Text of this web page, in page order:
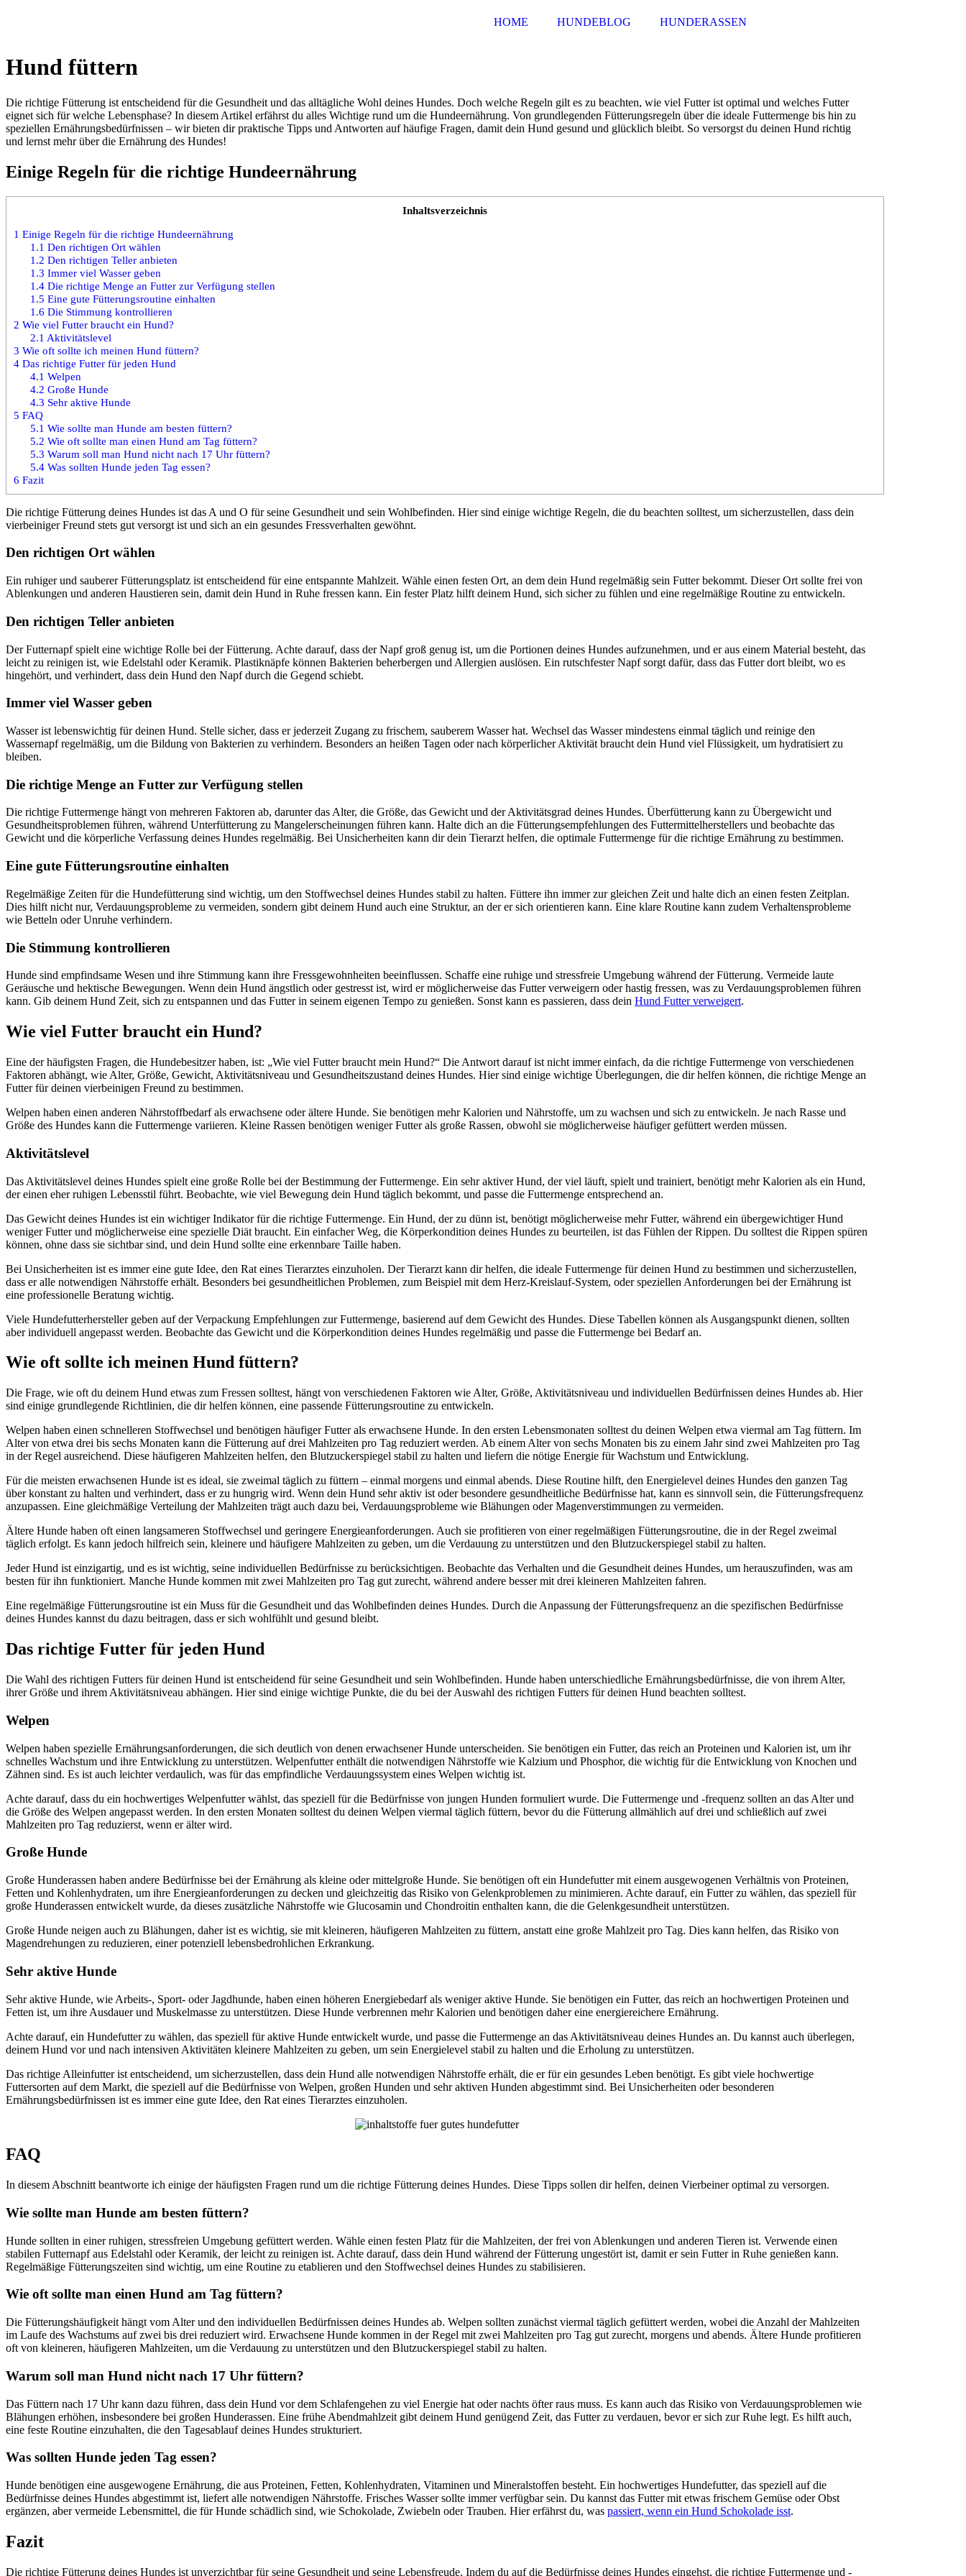
HOME HUNDEBLOG HUNDERASSEN
Hund füttern
Die richtige Fütterung ist entscheidend für die Gesundheit und das alltägliche Wohl deines Hundes. Doch welche Regeln gilt es zu beachten, wie viel Futter ist optimal und welches Futter
eignet sich für welche Lebensphase? In diesem Artikel erfährst du alles Wichtige rund um die Hundeernährung. Von grundlegenden Fütterungsregeln über die ideale Futtermenge bis hin zu
speziellen Ernährungsbedürfnissen – wir bieten dir praktische Tipps und Antworten auf häufige Fragen, damit dein Hund gesund und glücklich bleibt. So versorgst du deinen Hund richtig
und lernst mehr über die Ernährung des Hundes!
Einige Regeln für die richtige Hundeernährung
Inhaltsverzeichnis
1 Einige Regeln für die richtige Hundeernährung
1.1 Den richtigen Ort wählen
1.2 Den richtigen Teller anbieten
1.3 Immer viel Wasser geben
1.4Die richtige Menge an Futter zur Verfügung stellen
1.5 Eine gute Fütterungsroutine einhalten
1.6 Die Stimmung kontrollieren
2 Wie viel Futter braucht ein Hund?
2.1 Aktivitätslevel
3 Wie oft sollte ich meinen Hund füttern?
4 Das richtige Futter für jeden Hund
4.1 Welpen
4.2 Große Hunde
4.3 Sehr aktive Hunde
5 FAQ
5.1 Wie sollte man Hunde am besten füttern?
5.2 Wie oft sollte man einen Hund am Tag füttern?
5.3 Warum soll man Hund nicht nach 17 Uhr füttern?
5.4Was sollten Hunde jeden Tag essen?
6 Fazit
Die richtige Fütterung deines Hundes ist das A und O für seine Gesundheit und sein Wohlbefinden. Hier sind einige wichtige Regeln, die du beachten solltest, um sicherzustellen, dass dein
vierbeiniger Freund stets gut versorgt ist und sich an ein gesundes Fressverhalten gewöhnt.
Den richtigen Ort wählen
Ein ruhiger und sauberer Fütterungsplatz ist entscheidend für eine entspannte Mahlzeit. Wähle einen festen Ort, an dem dein Hund regelmäßig sein Futter bekommt. Dieser Ort sollte frei von
Ablenkungen und anderen Haustieren sein, damit dein Hund in Ruhe fressen kann. Ein fester Platz hilft deinem Hund, sich sicher zu fühlen und eine regelmäßige Routine zu entwickeln.
Den richtigen Teller anbieten
Der Futternapf spielt eine wichtige Rolle bei der Fütterung. Achte darauf, dass der Napf groß genug ist, um die Portionen deines Hundes aufzunehmen, und er aus einem Material besteht, das
leicht zu reinigen ist, wie Edelstahl oder Keramik. Plastiknäpfe können Bakterien beherbergen und Allergien auslösen. Ein rutschfester Napf sorgt dafür, dass das Futter dort bleibt, wo es
hingehört, und verhindert, dass dein Hund den Napf durch die Gegend schiebt.
Immer viel Wasser geben
Wasser ist lebenswichtig für deinen Hund. Stelle sicher, dass er jederzeit Zugang zu frischem, sauberem Wasser hat. Wechsel das Wasser mindestens einmal täglich und reinige den
Wassernapf regelmäßig, um die Bildung von Bakterien zu verhindern. Besonders an heißen Tagen oder nach körperlicher Aktivität braucht dein Hund viel Flüssigkeit, um hydratisiert zu
bleiben.
Die richtige Menge an Futter zur Verfügung stellen
Die richtige Futtermenge hängt von mehreren Faktoren ab, darunter das Alter, die Größe, das Gewicht und der Aktivitätsgrad deines Hundes. Überfütterung kann zu Übergewicht und
Gesundheitsproblemen führen, während Unterfütterung zu Mangelerscheinungen führen kann. Halte dich an die Fütterungsempfehlungen des Futtermittelherstellers und beobachte das
Gewicht und die körperliche Verfassung deines Hundes regelmäßig. Bei Unsicherheiten kann dir dein Tierarzt helfen, die optimale Futtermenge für die richtige Ernährung zu bestimmen.
Eine gute Fütterungsroutine einhalten
Regelmäßige Zeiten für die Hundefütterung sind wichtig, um den Stoffwechsel deines Hundes stabil zu halten. Füttere ihn immer zur gleichen Zeit und halte dich an einen festen Zeitplan.
Dies hilft nicht nur, Verdauungsprobleme zu vermeiden, sondern gibt deinem Hund auch eine Struktur, an der er sich orientieren kann. Eine klare Routine kann zudem Verhaltensprobleme
wie Betteln oder Unruhe verhindern.
Die Stimmung kontrollieren
Hunde sind empfindsame Wesen und ihre Stimmung kann ihre Fressgewohnheiten beeinflussen. Schaffe eine ruhige und stressfreie Umgebung während der Fütterung. Vermeide laute
Geräusche und hektische Bewegungen. Wenn dein Hund ängstlich oder gestresst ist, wird er möglicherweise das Futter verweigern oder hastig fressen, was zu Verdauungsproblemen führen
kann. Gib deinem Hund Zeit, sich zu entspannen und das Futter in seinem eigenen Tempo zu genießen. Sonst kann es passieren, dass dein Hund Futter verweigert.
Wie viel Futter braucht ein Hund?
Eine der häufigsten Fragen, die Hundebesitzer haben, ist: „Wie viel Futter braucht mein Hund?“ Die Antwort darauf ist nicht immer einfach, da die richtige Futtermenge von verschiedenen
Faktoren abhängt, wie Alter, Größe, Gewicht, Aktivitätsniveau und Gesundheitszustand deines Hundes. Hier sind einige wichtige Überlegungen, die dir helfen können, die richtige Menge an
Futter für deinen vierbeinigen Freund zu bestimmen.
Welpen haben einen anderen Nährstoffbedarf als erwachsene oder ältere Hunde. Sie benötigen mehr Kalorien und Nährstoffe, um zu wachsen und sich zu entwickeln. Je nach Rasse und
Größe des Hundes kann die Futtermenge variieren. Kleine Rassen benötigen weniger Futter als große Rassen, obwohl sie möglicherweise häufiger gefüttert werden müssen.
Aktivitätslevel
Das Aktivitätslevel deines Hundes spielt eine große Rolle bei der Bestimmung der Futtermenge. Ein sehr aktiver Hund, der viel läuft, spielt und trainiert, benötigt mehr Kalorien als ein Hund,
der einen eher ruhigen Lebensstil führt. Beobachte, wie viel Bewegung dein Hund täglich bekommt, und passe die Futtermenge entsprechend an.
Das Gewicht deines Hundes ist ein wichtiger Indikator für die richtige Futtermenge. Ein Hund, der zu dünn ist, benötigt möglicherweise mehr Futter, während ein übergewichtiger Hund
weniger Futter und möglicherweise eine spezielle Diät braucht. Ein einfacher Weg, die Körperkondition deines Hundes zu beurteilen, ist das Fühlen der Rippen. Du solltest die Rippen spüren
können, ohne dass sie sichtbar sind, und dein Hund sollte eine erkennbare Taille haben.
Bei Unsicherheiten ist es immer eine gute Idee, den Rat eines Tierarztes einzuholen. Der Tierarzt kann dir helfen, die ideale Futtermenge für deinen Hund zu bestimmen und sicherzustellen,
dass er alle notwendigen Nährstoffe erhält. Besonders bei gesundheitlichen Problemen, zum Beispiel mit dem Herz-Kreislauf-System, oder speziellen Anforderungen bei der Ernährung ist
eine professionelle Beratung wichtig.
Viele Hundefutterhersteller geben auf der Verpackung Empfehlungen zur Futtermenge, basierend auf dem Gewicht des Hundes. Diese Tabellen können als Ausgangspunkt dienen, sollten
aber individuell angepasst werden. Beobachte das Gewicht und die Körperkondition deines Hundes regelmäßig und passe die Futtermenge bei Bedarf an.
Wie oft sollte ich meinen Hund füttern?
Die Frage, wie oft du deinem Hund etwas zum Fressen solltest, hängt von verschiedenen Faktoren wie Alter, Größe, Aktivitätsniveau und individuellen Bedürfnissen deines Hundes ab. Hier
sind einige grundlegende Richtlinien, die dir helfen können, eine passende Fütterungsroutine zu entwickeln.
Welpen haben einen schnelleren Stoffwechsel und benötigen häufiger Futter als erwachsene Hunde. In den ersten Lebensmonaten solltest du deinen Welpen etwa viermal am Tag füttern. Im
Alter von etwa drei bis sechs Monaten kann die Fütterung auf drei Mahlzeiten pro Tag reduziert werden. Ab einem Alter von sechs Monaten bis zu einem Jahr sind zwei Mahlzeiten pro Tag
in der Regel ausreichend. Diese häufigeren Mahlzeiten helfen, den Blutzuckerspiegel stabil zu halten und liefern die nötige Energie für Wachstum und Entwicklung.
Für die meisten erwachsenen Hunde ist es ideal, sie zweimal täglich zu füttern – einmal morgens und einmal abends. Diese Routine hilft, den Energielevel deines Hundes den ganzen Tag
über konstant zu halten und verhindert, dass er zu hungrig wird. Wenn dein Hund sehr aktiv ist oder besondere gesundheitliche Bedürfnisse hat, kann es sinnvoll sein, die Fütterungsfrequenz
anzupassen. Eine gleichmäßige Verteilung der Mahlzeiten trägt auch dazu bei, Verdauungsprobleme wie Blähungen oder Magenverstimmungen zu vermeiden.
Ältere Hunde haben oft einen langsameren Stoffwechsel und geringere Energieanforderungen. Auch sie profitieren von einer regelmäßigen Fütterungsroutine, die in der Regel zweimal
täglich erfolgt. Es kann jedoch hilfreich sein, kleinere und häufigere Mahlzeiten zu geben, um die Verdauung zu unterstützen und den Blutzuckerspiegel stabil zu halten.
Jeder Hund ist einzigartig, und es ist wichtig, seine individuellen Bedürfnisse zu berücksichtigen. Beobachte das Verhalten und die Gesundheit deines Hundes, um herauszufinden, was am
besten für ihn funktioniert. Manche Hunde kommen mit zwei Mahlzeiten pro Tag gut zurecht, während andere besser mit drei kleineren Mahlzeiten fahren.
Eine regelmäßige Fütterungsroutine ist ein Muss für die Gesundheit und das Wohlbefinden deines Hundes. Durch die Anpassung der Fütterungsfrequenz an die spezifischen Bedürfnisse
deines Hundes kannst du dazu beitragen, dass er sich wohlfühlt und gesund bleibt.
Das richtige Futter für jeden Hund
Die Wahl des richtigen Futters für deinen Hund ist entscheidend für seine Gesundheit und sein Wohlbefinden. Hunde haben unterschiedliche Ernährungsbedürfnisse, die von ihrem Alter,
ihrer Größe und ihrem Aktivitätsniveau abhängen. Hier sind einige wichtige Punkte, die du bei der Auswahl des richtigen Futters für deinen Hund beachten solltest.
Welpen
Welpen haben spezielle Ernährungsanforderungen, die sich deutlich von denen erwachsener Hunde unterscheiden. Sie benötigen ein Futter, das reich an Proteinen und Kalorien ist, um ihr
schnelles Wachstum und ihre Entwicklung zu unterstützen. Welpenfutter enthält die notwendigen Nährstoffe wie Kalzium und Phosphor, die wichtig für die Entwicklung von Knochen und
Zähnen sind. Es ist auch leichter verdaulich, was für das empfindliche Verdauungssystem eines Welpen wichtig ist.
Achte darauf, dass du ein hochwertiges Welpenfutter wählst, das speziell für die Bedürfnisse von jungen Hunden formuliert wurde. Die Futtermenge und -frequenz sollten an das Alter und
die Größe des Welpen angepasst werden. In den ersten Monaten solltest du deinen Welpen viermal täglich füttern, bevor du die Fütterung allmählich auf drei und schließlich auf zwei
Mahlzeiten pro Tag reduzierst, wenn er älter wird.
Große Hunde
Große Hunderassen haben andere Bedürfnisse bei der Ernährung als kleine oder mittelgroße Hunde. Sie benötigen oft ein Hundefutter mit einem ausgewogenen Verhältnis von Proteinen,
Fetten und Kohlenhydraten, um ihre Energieanforderungen zu decken und gleichzeitig das Risiko von Gelenkproblemen zu minimieren. Achte darauf, ein Futter zu wählen, das speziell für
große Hunderassen entwickelt wurde, da dieses zusätzliche Nährstoffe wie Glucosamin und Chondroitin enthalten kann, die die Gelenkgesundheit unterstützen.
Große Hunde neigen auch zu Blähungen, daher ist es wichtig, sie mit kleineren, häufigeren Mahlzeiten zu füttern, anstatt eine große Mahlzeit pro Tag. Dies kann helfen, das Risiko von
Magendrehungen zu reduzieren, einer potenziell lebensbedrohlichen Erkrankung.
Sehr aktive Hunde
Sehr aktive Hunde, wie Arbeits-, Sport- oder Jagdhunde, haben einen höheren Energiebedarf als weniger aktive Hunde. Sie benötigen ein Futter, das reich an hochwertigen Proteinen und
Fetten ist, um ihre Ausdauer und Muskelmasse zu unterstützen. Diese Hunde verbrennen mehr Kalorien und benötigen daher eine energiereichere Ernährung.
Achte darauf, ein Hundefutter zu wählen, das speziell für aktive Hunde entwickelt wurde, und passe die Futtermenge an das Aktivitätsniveau deines Hundes an. Du kannst auch überlegen,
deinem Hund vor und nach intensiven Aktivitäten kleinere Mahlzeiten zu geben, um sein Energielevel stabil zu halten und die Erholung zu unterstützen.
Das richtige Alleinfutter ist entscheidend, um sicherzustellen, dass dein Hund alle notwendigen Nährstoffe erhält, die er für ein gesundes Leben benötigt. Es gibt viele hochwertige
Futtersorten auf dem Markt, die speziell auf die Bedürfnisse von Welpen, großen Hunden und sehr aktiven Hunden abgestimmt sind. Bei Unsicherheiten oder besonderen
Ernährungsbedürfnissen ist es immer eine gute Idee, den Rat eines Tierarztes einzuholen.
FAQ
In diesem Abschnitt beantworte ich einige der häufigsten Fragen rund um die richtige Fütterung deines Hundes. Diese Tipps sollen dir helfen, deinen Vierbeiner optimal zu versorgen.
Wie sollte man Hunde am besten füttern?
Hunde sollten in einer ruhigen, stressfreien Umgebung gefüttert werden. Wähle einen festen Platz für die Mahlzeiten, der frei von Ablenkungen und anderen Tieren ist. Verwende einen
stabilen Futternapf aus Edelstahl oder Keramik, der leicht zu reinigen ist. Achte darauf, dass dein Hund während der Fütterung ungestört ist, damit er sein Futter in Ruhe genießen kann.
Regelmäßige Fütterungszeiten sind wichtig, um eine Routine zu etablieren und den Stoffwechsel deines Hundes zu stabilisieren.
Wie oft sollte man einen Hund am Tag füttern?
Die Fütterungshäufigkeit hängt vom Alter und den individuellen Bedürfnissen deines Hundes ab. Welpen sollten zunächst viermal täglich gefüttert werden, wobei die Anzahl der Mahlzeiten
im Laufe des Wachstums auf zwei bis drei reduziert wird. Erwachsene Hunde kommen in der Regel mit zwei Mahlzeiten pro Tag gut zurecht, morgens und abends. Ältere Hunde profitieren
oft von kleineren, häufigeren Mahlzeiten, um die Verdauung zu unterstützen und den Blutzuckerspiegel stabil zu halten.
Warum soll man Hund nicht nach 17 Uhr füttern?
Das Füttern nach 17 Uhr kann dazu führen, dass dein Hund vor dem Schlafengehen zu viel Energie hat oder nachts öfter raus muss. Es kann auch das Risiko von Verdauungsproblemen wie
Blähungen erhöhen, insbesondere bei großen Hunderassen. Eine frühe Abendmahlzeit gibt deinem Hund genügend Zeit, das Futter zu verdauen, bevor er sich zur Ruhe legt. Es hilft auch,
eine feste Routine einzuhalten, die den Tagesablauf deines Hundes strukturiert.
Was sollten Hunde jeden Tag essen?
Hunde benötigen eine ausgewogene Ernährung, die aus Proteinen, Fetten, Kohlenhydraten, Vitaminen und Mineralstoffen besteht. Ein hochwertiges Hundefutter, das speziell auf die
Bedürfnisse deines Hundes abgestimmt ist, liefert alle notwendigen Nährstoffe. Frisches Wasser sollte immer verfügbar sein. Du kannst das Futter mit etwas frischem Gemüse oder Obst
ergänzen, aber vermeide Lebensmittel, die für Hunde schädlich sind, wie Schokolade, Zwiebeln oder Trauben. Hier erfährst du, was passiert, wenn ein Hund Schokolade isst.
Fazit
Die richtige Fütterung deines Hundes ist unverzichtbar für seine Gesundheit und seine Lebensfreude. Indem du auf die Bedürfnisse deines Hundes eingehst, die richtige Futtermenge und -